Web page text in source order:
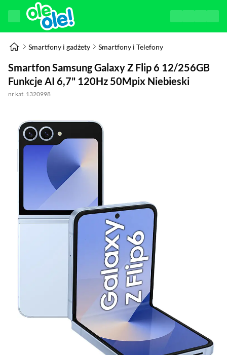
Smartfony i gadżety Smartfony i Telefony
Smartfon Samsung Galaxy Z Flip 6 12/256GB
Funkcje AI 6,7" 120Hz 50Mpix Niebieski
nr kat. 1320998